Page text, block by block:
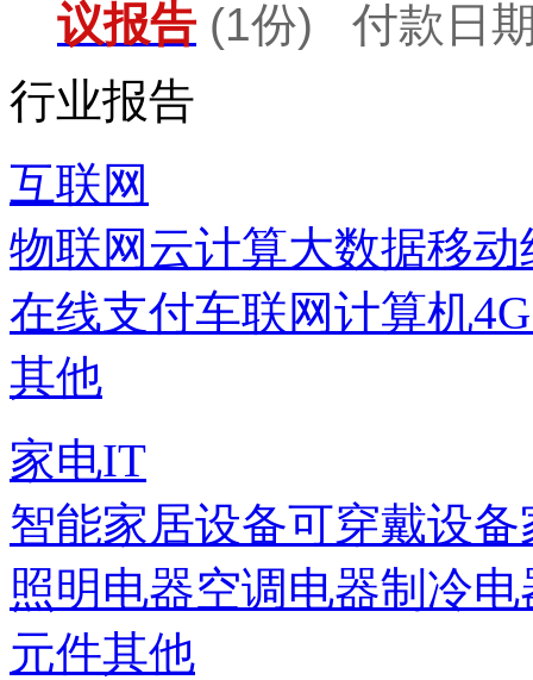
议报告 (1份) 付款日
行业报告
互联网
物联网 云计算大数据移动
在线支付车联网计算机
其他
家电IT
智能家居设备可穿戴设备
照明电器空调电器制冷电
元件其他